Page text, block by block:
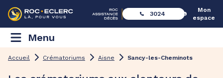
3024
Mon
espace
Menu
Accueil Crématoriums Aisne Sancy-les-Cheminots